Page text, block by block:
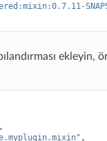
ekleyin,
,
,